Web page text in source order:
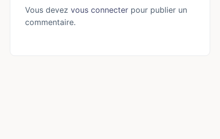
Vous devez vous connecter pour publier un
commentaire.